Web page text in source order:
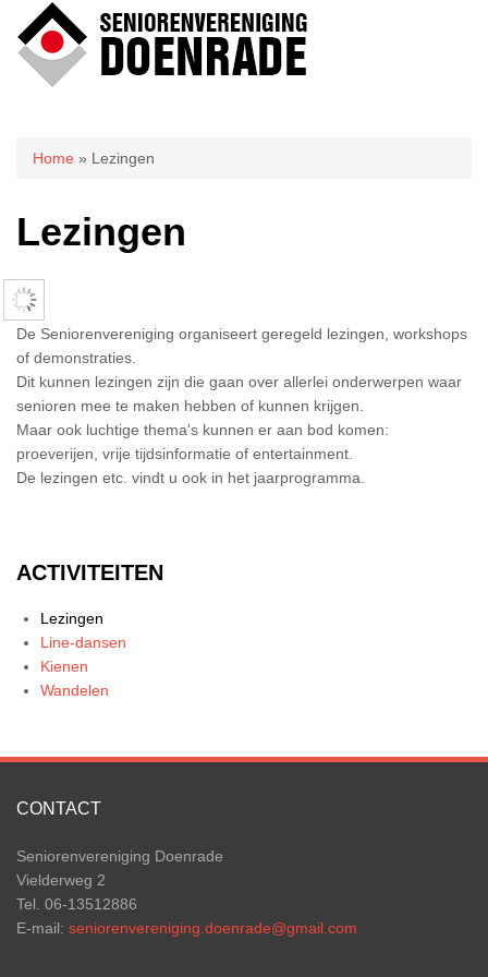
U bent hier
Home » Lezingen
Lezingen
De Seniorenvereniging organiseert geregeld lezingen, workshops
of demonstraties.
Dit kunnen lezingen zijn die gaan over allerlei onderwerpen waar
senioren mee te maken hebben of kunnen krijgen.
Maar ook luchtige thema's kunnen er aan bod komen:
proeverijen, vrije tijdsinformatie of entertainment.
De lezingen etc. vindt u ook in het jaarprogramma.
ACTIVITEITEN
Lezingen
Line-dansen
Kienen
Wandelen
CONTACT
Seniorenvereniging Doenrade
Vielderweg 2
Tel. 06-13512886
E-mail: seniorenvereniging.doenrade@gmail.com